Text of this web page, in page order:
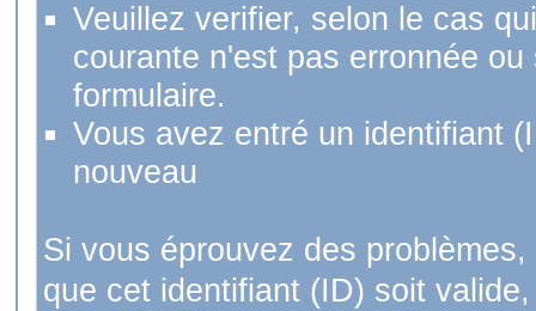
Veuillez verifier, selon le cas
courante n'est pas erronnée
formulaire.
Vous avez entré un identifiant
nouveau
Si vous éprouvez des
que cet identifiant (ID) soit